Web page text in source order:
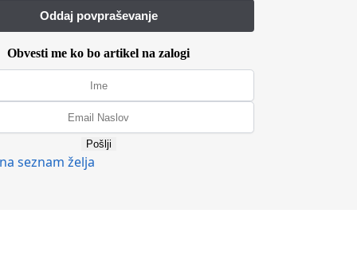
Obvesti me ko bo artikel na zalogi
Pošlji
seznam želja